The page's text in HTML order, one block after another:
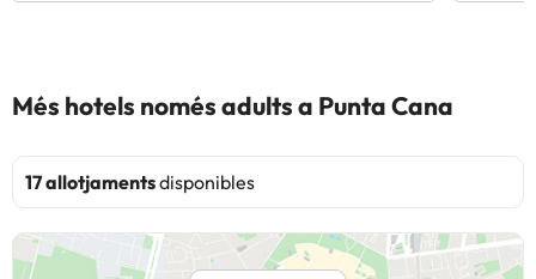
Més hotels només adults a Punta Cana
17 allotjamentsdisponibles